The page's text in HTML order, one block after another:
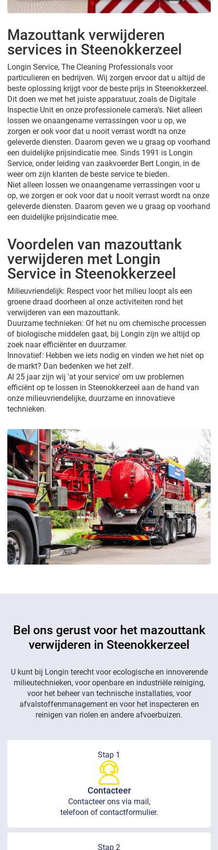
Mazouttank verwijderen
services in Steenokkerzeel
Longin Service, The Cleaning Professionals voor
particulieren en bedrijven. Wij zorgen ervoor dat u altijd de
beste oplossing krijgt voor de beste prijs in Steenokkerzeel.
Dit doen we met het juiste apparatuur, zoals de Digitale
Inspectie Unit en onze professionele camera’s. Niet alleen
lossen we onaangename verrassingen voor u op, we
zorgen er ook voor dat u nooit verrast wordt na onze
geleverde diensten. Daarom geven we u graag op voorhand
een duidelijke prijsindicatie mee. Sinds 1991 is Longin
Service, onder leiding van zaakvoerder Bert Longin, in de
weer om zijn klanten de beste service te bieden.
Niet alleen lossen we onaangename verrassingen voor u
op, we zorgen er ook voor dat u nooit verrast wordt na onze
geleverde diensten. Daarom geven we u graag op voorhand
een duidelijke prijsindicatie mee.
Voordelen van mazouttank
verwijderen met Longin
Service in Steenokkerzeel
Milieuvriendelijk: Respect voor het milieu loopt als een
groene draad doorheen al onze activiteiten rond het
verwijderen van een mazouttank.
Duurzame technieken: Of het nu om chemische processen
of biologische middelen gaat, bij Longin zijn we altijd op
zoek naar efficiënter en duurzamer.
Innovatief: Hebben we iets nodig en vinden we het niet op
de markt? Dan bedenken we het zelf.
Al 25 jaar zijn wij 'at your service' om uw problemen
efficiënt op te lossen in Steenokkerzeel aan de hand van
onze milieuvriendelijke, duurzame en innovatieve
technieken.
Bel ons gerust voor het mazouttank
verwijderen in Steenokkerzeel
U kunt bij Longin terecht voor ecologische en innoverende
milieutechnieken, voor openbare en industriële reiniging,
voor het beheer van technische installaties, voor
afvalstoffenmanagement en voor het inspecteren en
reinigen van riolen en andere afvoerbuizen.
Stap 1
Contacteer
Contacteer ons via mail,
telefoon of contactformulier.
Stap 2